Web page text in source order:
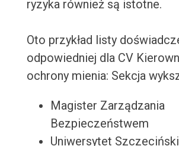
ryzyka również są istotne.
Oto przykład listy
odpowiedniej dla CV
ochrony mienia: Sekcja
Magister Zarządzania
Bezpieczeństwem
Uniwersytet